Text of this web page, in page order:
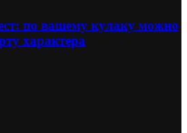
по вашему кулаку можно
характера